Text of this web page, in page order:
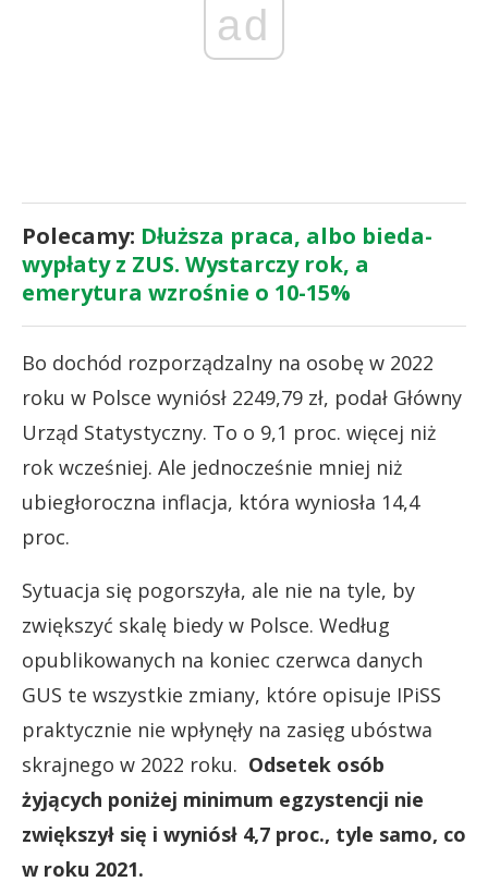
ad
Polecamy: Dłuższa praca, albo bieda-
wypłaty z ZUS. Wystarczy rok, a
emerytura wzrośnie o 10-15%
Bo dochód rozporządzalny na osobę w 2022
roku w Polsce wyniósł 2249,79 zł, podał Główny
Urząd Statystyczny. To o 9,1 proc. więcej niż
rok wcześniej. Ale jednocześnie mniej niż
ubiegłoroczna inflacja, która wyniosła 14,4
proc.
Sytuacja się pogorszyła, ale nie na tyle, by
zwiększyć skalę biedy w Polsce. Według
opublikowanych na koniec czerwca danych
GUS te wszystkie zmiany, które opisuje IPiSS
praktycznie nie wpłynęły na zasięg ubóstwa
skrajnego w 2022 roku. Odsetek osób
żyjących poniżej minimum egzystencji nie
zwiększył się i wyniósł 4,7 proc., tyle samo, co
w roku 2021.